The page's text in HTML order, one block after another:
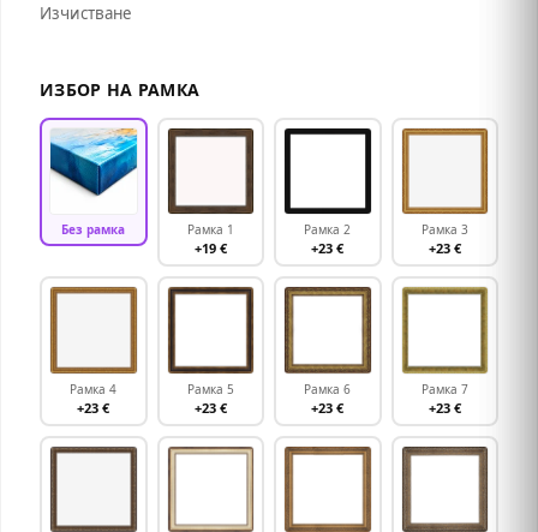
Изчистване
ИЗБОР НА РАМКА
Без рамка Рамка 1
+19 €
Рамка 2
+23 €
Рамка 3
+23 €
Рамка 4
+23 €
Рамка 5
+23 €
Рамка 6
+23 €
Рамка 7
+23 €